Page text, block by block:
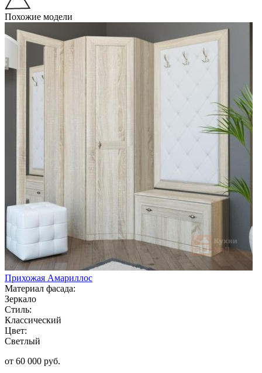
Похожие модели
Прихожая Амариллос
Материал фасада:
Зеркало
Стиль:
Классический
Цвет:
Светлый
от 60 000 руб.